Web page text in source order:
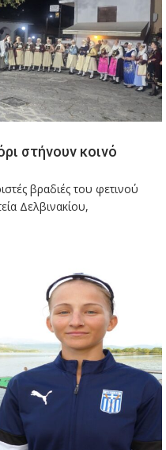
στήνουν κοινό
βραδιές του φετινού
Δελβινακίου,